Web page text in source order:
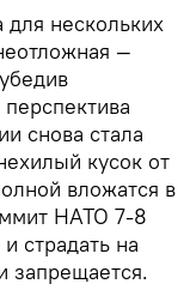
нескольких
—
снова стала
кусок от
вложатся в
НАТО 7-8
страдать на
запрещается.